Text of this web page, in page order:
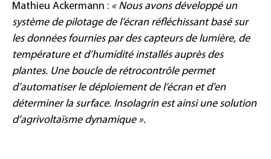
Mathieu Ackermann : « Nous avons développé un
système de pilotage de l’écran réfléchissant basé sur
les données fournies par des capteurs de lumière, de
température et d’humidité installés auprès des
plantes. Une boucle de rétrocontrôle permet
d’automatiser le déploiement de l’écran et d’en
déterminer la surface. Insolagrin est ainsi une solution
d’agrivoltaïsme dynamique ».